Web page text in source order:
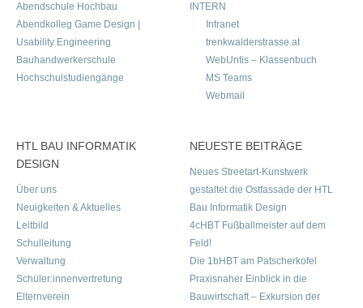
Abendschule Hochbau
Abendkolleg Game Design |
Usability Engineering
Bauhandwerkerschule
Hochschulstudiengänge
INTERN
Intranet
trenkwalderstrasse.at
WebUntis – Klassenbuch
MS Teams
Webmail
HTL BAU INFORMATIK
DESIGN
Über uns
Neuigkeiten & Aktuelles
Leitbild
Schulleitung
Verwaltung
Schüler:innenvertretung
Elternverein
NEUESTE BEITRÄGE
Neues Streetart-Kunstwerk
gestaltet die Ostfassade der HTL
Bau Informatik Design
4cHBT Fußballmeister auf dem
Feld!
Die 1bHBT am Patscherkofel
Praxisnaher Einblick in die
Bauwirtschaft – Exkursion der